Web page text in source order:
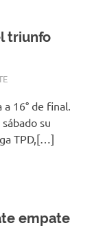
triunfo
16° de final.
su
TPD,[…]
empate